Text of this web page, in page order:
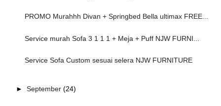
PROMO Murahhh Divan + Springbed Bella ultimax FREE...
Service murah Sofa 3 1 1 1 + Meja + Puff NJW FURNI...
Service Sofa Custom sesuai selera NJW FURNITURE
► September (24)